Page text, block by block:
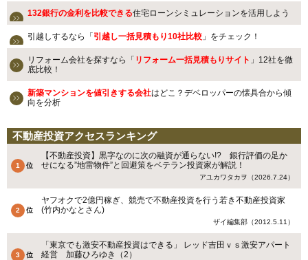
132銀行の金利を比較できる住宅ローンシミュレーションを活用しよう
引越しするなら「引越し一括見積もり10社比較 」をチェック！
リフォーム会社を探すなら「 リフォーム一括見積もりサイト 」12社を徹
底比較！
新築マンションを値引きする会社はどこ？デベロッパーの懐具合から傾
向を分析
不動産投資アクセスランキング
【不動産投資】黒字なのに次の融資が通らない!? 銀行評価の足か
せになる”地雷物件”と回避策をベテラン投資家が解説！
アユカワタカヲ（2026.7.24）
ヤフオクで2億円稼ぎ、競売で不動産投資を行う若き不動産投資家
(竹内かなとさん)
ザイ編集部（2012.5.11）
「東京でも激安不動産投資はできる」 レッド吉田ｖｓ激安アパート
経営 加藤ひろゆき（2）